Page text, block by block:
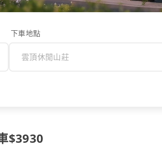
下車地點
$3930